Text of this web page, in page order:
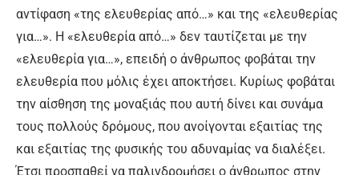
αντίφαση «της ελευθερίας από…» και της «ελευθερίας
για…». Η «ελευθερία από…» δεν ταυτίζεται με την
«ελευθερία για…», επειδή ο άνθρωπος φοβάται την
ελευθερία που μόλις έχει αποκτήσει. Κυρίως φοβάται
την αίσθηση της μοναξιάς που αυτή δίνει και συνάμα
τους πολλούς δρόμους, που ανοίγονται εξαιτίας της
και εξαιτίας της φυσικής του αδυναμίας να διαλέξει.
Έτσι προσπαθεί να παλινδρομήσει ο άνθρωπος στην